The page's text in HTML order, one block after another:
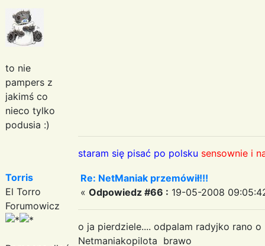
to nie
pampers z
jakimś co
nieco tylko
podusia :)
staram się pisać po polsku sensownie i
Torris
El Torro
Forumowicz
Re: NetManiak przemówił!!!
« Odpowiedz #66 : 19-05-2008
o ja pierdziele.... odpalam radyjko rano
Netmaniakopilota brawo